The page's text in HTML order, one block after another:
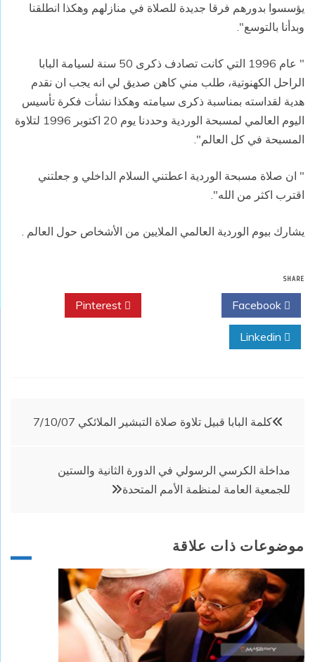
يؤسسوا بدورهم فرقا جديدة للصلاة في منازلهم وهكذا انطلقنا
وبدأنا بالتوسع".
" عام 1996 التي كانت تصادف ذكرى 50 سنة لسيامة البابا
الراحل الكهنوتية، طلب مني كاهن صديق لي انه يجب ان نقدم
هدية لقداسته بمناسبة ذكرى سيامته وهكذا نشأت فكرة تأسيس
اليوم العالمي لمسبحة الوردية وحددنا يوم 20 اكتوبر 1996 لتلاوة
المسبحة في كل العالم".
" ان صلاة مسبحة الوردية اعطتني السلام الداخلي و جعلتني
اقترب اكثر من الله".
يشارك بيوم الوردية العالمي الملايين من الأشخاص حول العالم .
SHARE
تصفّح
كلمة البابا قبيل تلاوة صلاة التبشير الملائكي 7/10/07
مداخلة الكرسي الرسولي في الدورة الثانية والستين
للجمعية العامة لمنظمة الأمم المتحدة
موضوعات ذات علاقة